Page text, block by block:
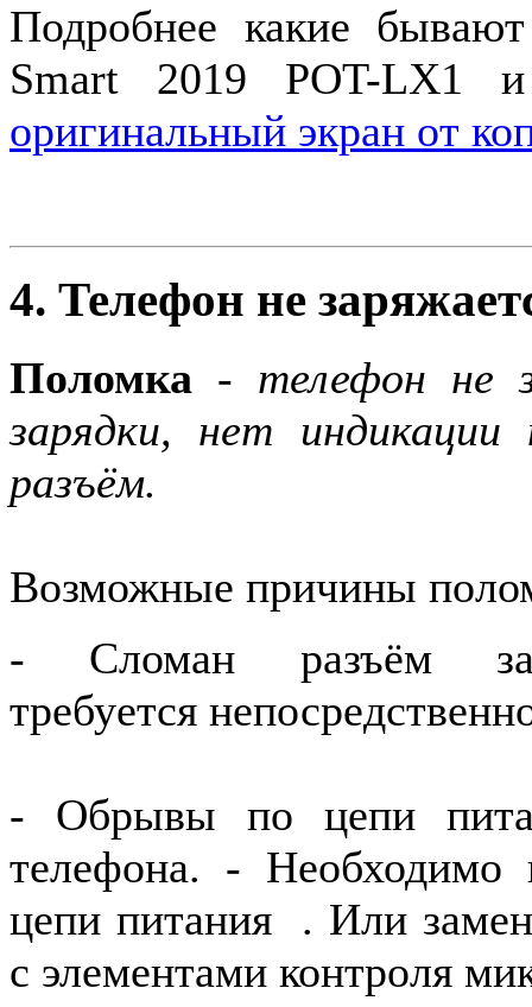
Подробнее какие
Smart 2019 POT-LX1
оригинальный экран от
4. Телефон не
Поломка - телефон не
зарядки, нет
разъём.
Возможные причины
- Сломан разъём
требуется
- Обрывы по цепи
телефона. - Необходимо
цепи питания . Или
с элементами контроля